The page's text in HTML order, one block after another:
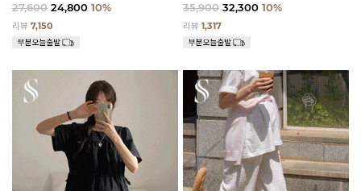
27,600 24,800 10%
리뷰 7,150
35,900 32,300 10%
리뷰 1,317